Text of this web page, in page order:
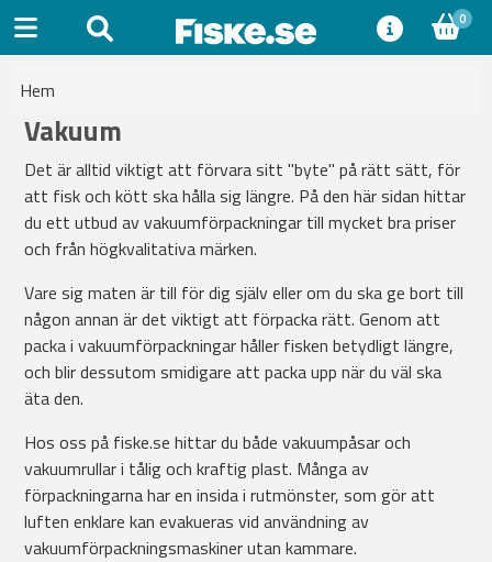
0
Hem
Vakuum
Det är alltid viktigt att förvara sitt "byte" på rätt sätt, för
att fisk och kött ska hålla sig längre. På den här sidan hittar
du ett utbud av vakuumförpackningar till mycket bra priser
och från högkvalitativa märken.
Vare sig maten är till för dig själv eller om du ska ge bort till
någon annan är det viktigt att förpacka rätt. Genom att
packa i vakuumförpackningar håller fisken betydligt längre,
och blir dessutom smidigare att packa upp när du väl ska
äta den.
Hos oss på fiske.se hittar du både vakuumpåsar och
vakuumrullar i tålig och kraftig plast. Många av
förpackningarna har en insida i rutmönster, som gör att
luften enklare kan evakueras vid användning av
vakuumförpackningsmaskiner utan kammare.